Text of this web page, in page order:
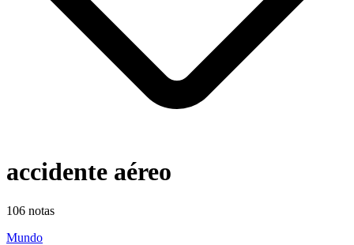
accidente aéreo
106 notas
Mundo